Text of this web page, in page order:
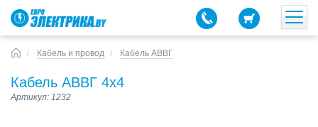
Кабель и провод Кабель АВВГ
Кабель АВВГ 4х4
Артикул: 1232